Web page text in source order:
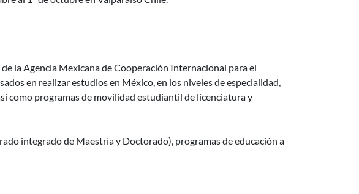
la Agencia Mexicana de Cooperación Internacional para el
en realizar estudios en México, en los niveles de especialidad,
como programas de movilidad estudiantil de licenciatura y
integrado de Maestría y Doctorado), programas de educación a